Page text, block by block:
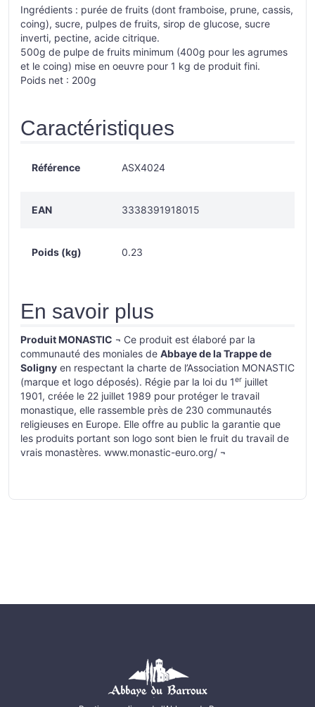
Ingrédients : purée de fruits (dont framboise, prune, cassis,
coing), sucre, pulpes de fruits, sirop de glucose, sucre
inverti, pectine, acide citrique.
500g de pulpe de fruits minimum (400g pour les agrumes
et le coing) mise en oeuvre pour 1 kg de produit fini.
Poids net : 200g
Caractéristiques
Référence ASX4024
EAN 3338391918015
Poids (kg) 0.23
En savoir plus
Produit MONASTIC ¬ Ce produit est élaboré par la
communauté des moniales de Abbaye de la Trappe de
Soligny en respectant la charte de l’Association MONASTIC
(marque et logo déposés). Régie par la loi du 1er juillet
1901, créée le 22 juillet 1989 pour protéger le travail
monastique, elle rassemble près de 230 communautés
religieuses en Europe. Elle offre au public la garantie que
les produits portant son logo sont bien le fruit du travail de
vrais monastères. www.monastic-euro.org/ ¬